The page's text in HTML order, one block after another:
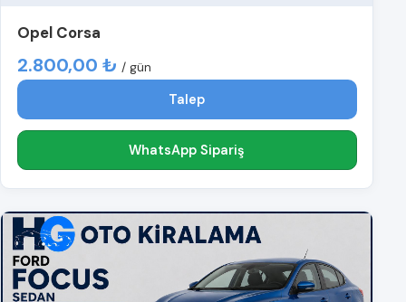
Opel Corsa
2.800,00 ₺ / gün
Talep
WhatsApp Sipariş